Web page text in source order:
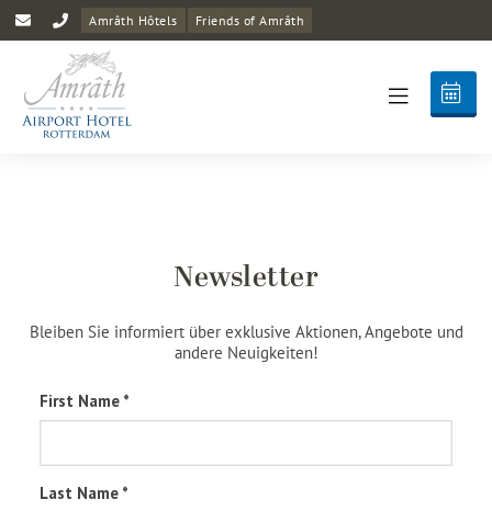
Amrâth Hôtels Friends of Amrâth
Newsletter
Bleiben Sie informiert über exklusive Aktionen, Angebote und
andere Neuigkeiten!